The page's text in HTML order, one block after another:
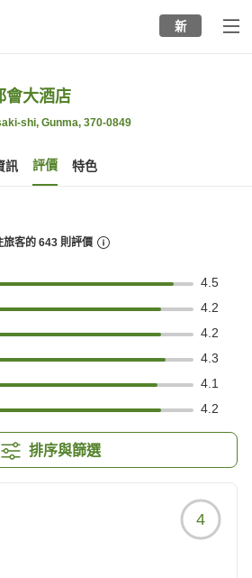
新
會大酒店
shi, Gunma, 370-0849
訊 評價 特色
旅客的 643 則評價
4.5
4.2
4.2
4.3
4.1
4.2
排序與篩選
4